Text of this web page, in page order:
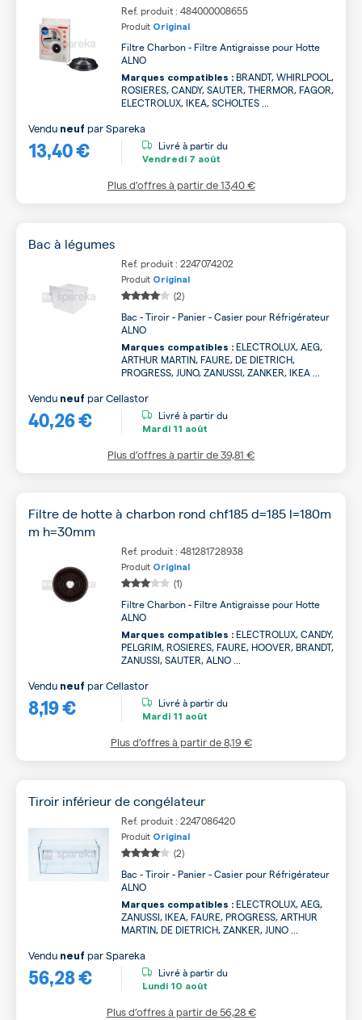
Ref. produit : 484000008655
Produit Original
Filtre Charbon - Filtre Antigraisse pour Hotte
ALNO
Marques compatibles : BRANDT, WHIRLPOOL,
ROSIERES, CANDY, SAUTER, THERMOR, FAGOR,
ELECTROLUX, IKEA, SCHOLTES ...
13,40 €
Vendu neuf parSpareka
Livré à partir du
Vendredi 7 août
Plus d’offres à partir de13,40 €
Bac à légumes
Ref. produit : 2247074202
Produit Original
(2)
Bac - Tiroir - Panier - Casier pour Réfrigérateur
ALNO
Marques compatibles : ELECTROLUX, AEG,
ARTHUR MARTIN, FAURE, DE DIETRICH,
PROGRESS, JUNO, ZANUSSI, ZANKER, IKEA ...
40,26 €
Vendu neuf parCellastor
Livré à partir du
Mardi 11 août
Plus d’offres à partir de39,81 €
Filtre de hotte à charbon rond chf185 d=185 l=180m
m h=30mm
Ref. produit : 481281728938
Produit Original
(1)
Filtre Charbon - Filtre Antigraisse pour Hotte
ALNO
Marques compatibles : ELECTROLUX, CANDY,
PELGRIM, ROSIERES, FAURE, HOOVER, BRANDT,
ZANUSSI, SAUTER, ALNO ...
8,19 €
Vendu neuf parCellastor
Livré à partir du
Mardi 11 août
Plus d’offres à partir de8,19 €
Tiroir inférieur de congélateur
Ref. produit : 2247086420
Produit Original
(2)
Bac - Tiroir - Panier - Casier pour Réfrigérateur
ALNO
Marques compatibles : ELECTROLUX, AEG,
ZANUSSI, IKEA, FAURE, PROGRESS, ARTHUR
MARTIN, DE DIETRICH, ZANKER, JUNO ...
56,28 €
Vendu neuf parSpareka
Livré à partir du
Lundi 10 août
Plus d’offres à partir de56,28 €